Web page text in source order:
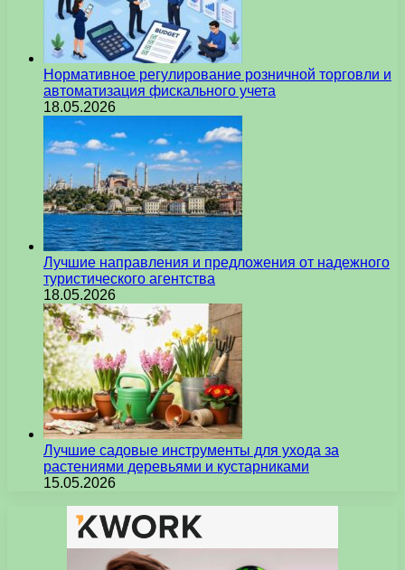
Нормативное регулирование розничной торговли и
автоматизация фискального учета
18.05.2026
Лучшие направления и предложения от надежного
туристического агентства
18.05.2026
Лучшие садовые инструменты для ухода за
растениями деревьями и кустарниками
15.05.2026